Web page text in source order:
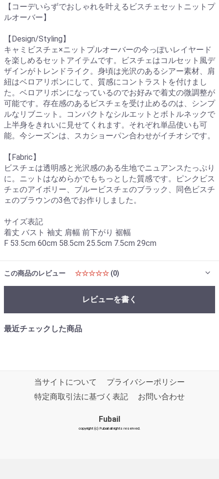
【コーデいらずでおしゃれを叶えるビスチェセットニットプ
ルオーバー】
【Design/Styling】
キャミビスチェ×ニットプルオーバーの今っぽいレイヤード
を楽しめるセットアイテムです。ビスチェはコルセット風デ
ザインがトレンドライク。身頃は光沢のあるシアー素材、肩
紐はベロアリボンにして、質感にコントラストを付けまし
た。ベロアリボンになっているのでお好みで着丈の微調整が
可能です。存在感のあるビスチェを受け止めるのは、シンプ
ルなリブニット。コンパクトなシルエットとボトルネックで
上半身をきれいに見せてくれます。それぞれ単品使いも可
能。今シーズンは、スカショーパン合わせがイチオシです。
【Fabric】
ビスチェは透明感と光沢感のある生地でニュアンスたっぷり
に。ニットはなめらかでもちっとした質感です。ピンクビス
チェのアイボリー、ブルービスチェのブラック、同色ビスチ
ェのブラウンの3色でお作りしました。
サイズ表記
着丈 バスト 袖丈 肩幅 前下がり 裾幅
F 53.5cm 60cm 58.5cm 25.5cm 7.5cm 29cm
この商品のレビュー ☆☆☆☆☆ (0)
レビューを書く
最近チェックした商品
当サイトについて
プライバシーポリシー
特定商取引法に基づく表記
お問い合わせ
Fubail
copyright (c) Fubail all rights reserved.